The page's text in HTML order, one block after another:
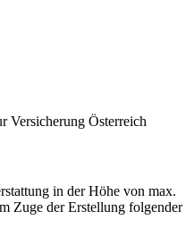
in der Höhe von max.
Zuge der Erstellung folgender